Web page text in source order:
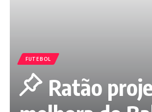
FUTEBOL
Ratão